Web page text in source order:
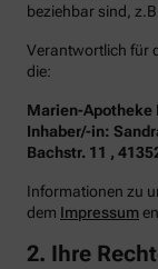
beziehbar sind,
Verantwortlich für
die:
Marien-Apotheke
Inhaber/-in:
Bachstr. 11 ,
Informationen zu
dem Impressum
2. Ihre